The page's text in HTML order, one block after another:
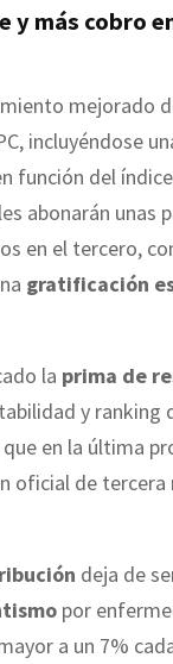
y más cobro
mejorado
incluyéndose
función del
abonarán unas
en el tercero,
gratificación
la prima de
y ranking
que en la última
oficial de tercera
deja de
por
a un 7%